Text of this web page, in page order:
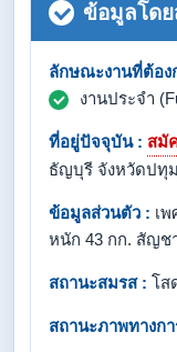
ข้อมูลโดย
ลักษณะงานที่ต้อง
งานประจำ
ที่อยู่ปัจจุบัน : สมั
ธัญบุรี จังหวัดปทุ
ข้อมูลส่วนตัว : เ
หนัก 43 กก. สัญช
สถานะสมรส : โส
สถานะภาพทางก